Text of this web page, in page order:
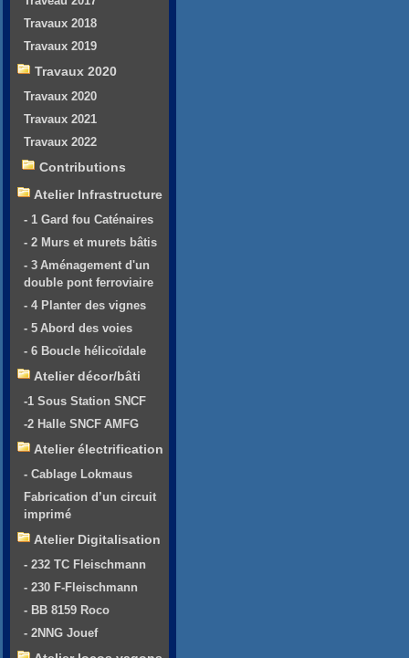
Travaux 2018
Travaux 2019
Travaux 2020
Travaux 2020
Travaux 2021
Travaux 2022
Contributions
Atelier Infrastructure
- 1 Gard fou Caténaires
- 2 Murs et murets bâtis
- 3 Aménagement d'un
double pont ferroviaire
- 4 Planter des vignes
- 5 Abord des voies
- 6 Boucle hélicoïdale
Atelier décor/bâti
-1 Sous Station SNCF
-2 Halle SNCF AMFG
Atelier électrification
- Cablage Lokmaus
Fabrication d’un circuit
imprimé
Atelier Digitalisation
- 232 TC Fleischmann
- 230 F-Fleischmann
- BB 8159 Roco
- 2NNG Jouef